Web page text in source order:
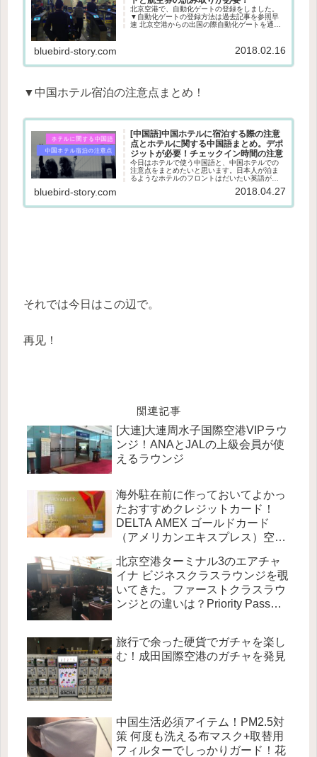
北京空港で、自動化ゲートの登録をしました。
▼自動化ゲートの登録方法は過去記事を参照早
速 北京空港からの出国の際自動化ゲートを通っ
す。航空券、パスポートを読み...
bluebird-story.com 2018.02.16
▼中国ホテル宿泊の注意点まとめ！
[中国語]中国ホテルに宿泊する際の注意
点とホテルに関する中国語まとめ。デポ
ジットが必要！チェックイン時間の注意
今日はホテルで使う中国語と、中国ホテルでの
注意点をまとめたいと思います。日本人が泊ま
るようなホテルのフロントはだいたい英語が話
一通じなかったり、中国語でやりとりしてみた
bluebird-story.com 2018.04.27
それでは今日はこの辺で。
再见！
関連記事
[大連]大連周水子国際空港VIPラウ
ンジ！ANAとJALの上級会員が使
えるラウンジ
海外駐在前に作っておいてよかっ
たおすすめクレジットカード！
DELTA AMEX ゴールドカード
（アメリカンエキスプレス）空港
北京空港ターミナル3のエアチャ
イナ ビジネスクラスラウンジを覗
いてきた。ファーストクラスラウ
ンジとの違いは？Priority Pass使
旅行で余った硬貨でガチャを楽し
む！成田国際空港のガチャを発見
中国生活必須アイテム！PM2.5対
策 何度も洗える布マスク+取替用
フィルターでしっかりガード！花